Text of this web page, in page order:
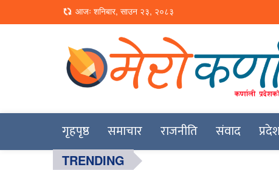
Loading...
आजः शनिबार, साउन २३, २०८३
Merokarnali
गृहपृष्ठ समाचार राजनीति संवाद
TRENDING